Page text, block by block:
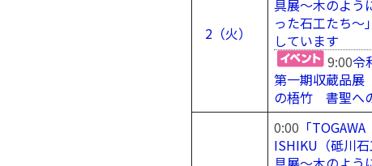
2（火）
具展～木のよう
った石工たち～
しています
9:00令
第一期収蔵品
の梧竹 書聖へ
0:00 「TOGAWA
ISHIKU（砥川